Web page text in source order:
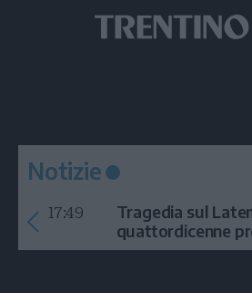
CRONACA
CULTURA
Notizie
17:49
Tragedia sul
quattordicenne
muore